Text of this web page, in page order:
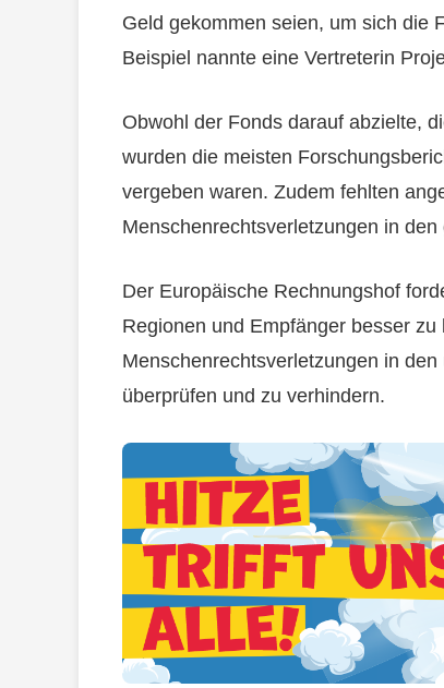
Geld gekommen seien, um sich die
Beispiel nannte eine Vertreterin
Obwohl der Fonds darauf abzielte,
wurden die meisten
vergeben waren. Zudem fehlten
Menschenrechtsverletzungen in
Der Europäische Rechnungshof
Regionen und Empfänger besser
Menschenrechtsverletzungen in
überprüfen und zu verhindern.